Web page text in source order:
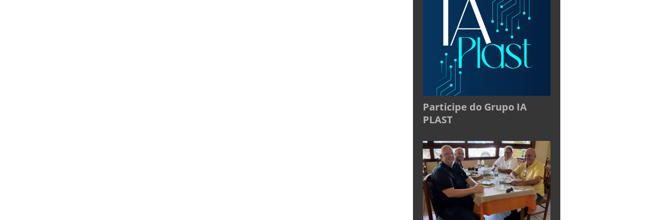
Participe do Grupo IA